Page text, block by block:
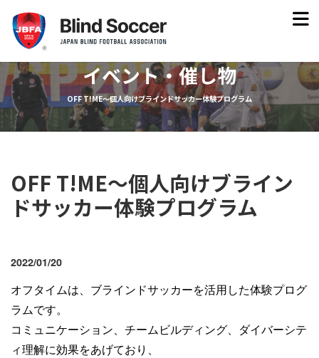
イベント・催し物
OFF T!ME〜個人向けブラインドサッカー体験プログラム
OFF T!ME〜個人向けブライン
ドサッカー体験プログラム
2022/01/20
オフタイムは、ブラインドサッカーを活用した体験プログ
ラムです。
コミュニケーション、チームビルディング、ダイバーシテ
ィ理解に効果をあげており、